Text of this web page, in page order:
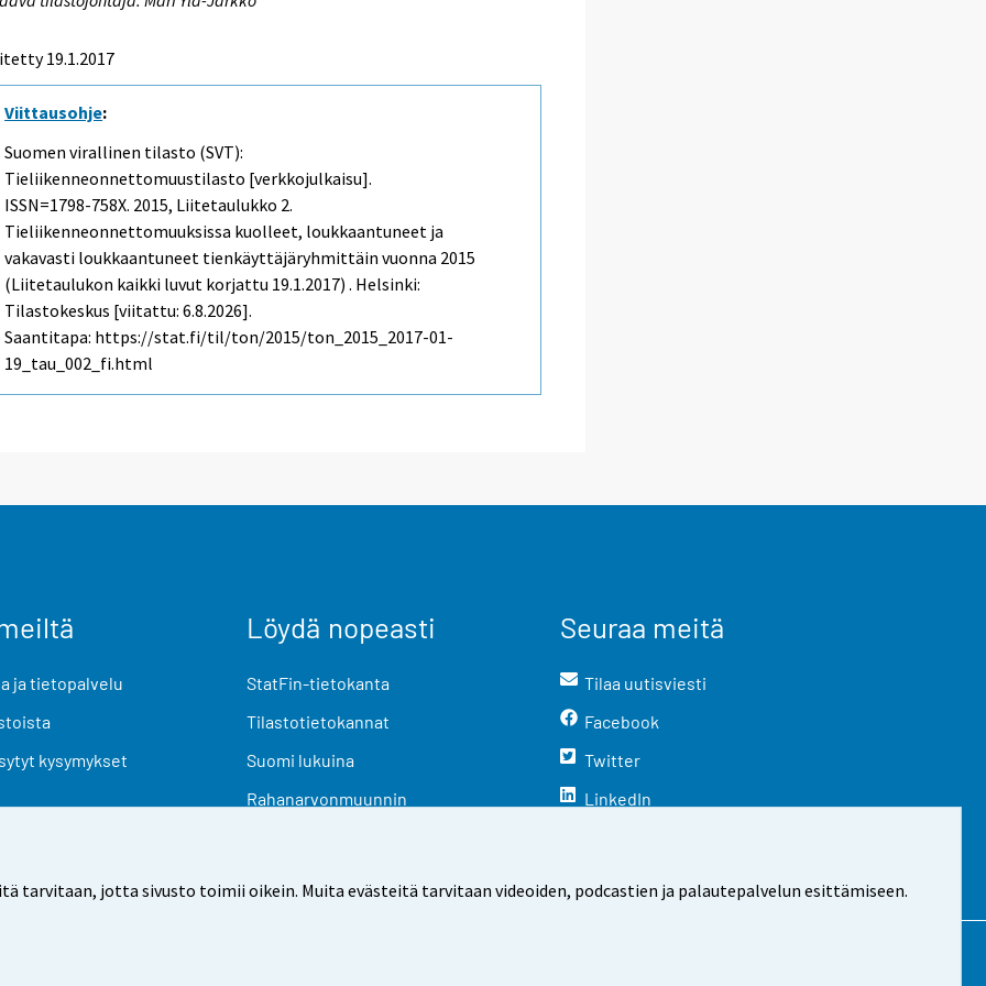
tarvitaan, jotta sivusto toimii oikein. Muita evästeitä tarvitaan videoiden, podcastien ja palautepalvelun esittämiseen.
19.1.2017
Viittausohje:
Suomen virallinen tilasto (SVT):
Tieliikenneonnettomuustilasto [verkkojulkaisu].
ISSN=1798-758X. 2015, Liitetaulukko 2.
Tieliikenneonnettomuuksissa kuolleet, loukkaantuneet ja
vakavasti loukkaantuneet tienkäyttäjäryhmittäin vuonna 2015
(Liitetaulukon kaikki luvut korjattu 19.1.2017) . Helsinki:
Tilastokeskus [viitattu: 6.8.2026].
Saantitapa: https://stat.fi/til/ton/2015/ton_2015_2017-01-
19_tau_002_fi.html
ja tietopalvelu
kysymykset
Löydä nopeasti
StatFin-tietokanta
Tilastotietokannat
Suomi lukuina
Rahanarvonmuunnin
Seuraa meitä
Tilaa uutisviesti
Facebook
Twitter
LinkedIn